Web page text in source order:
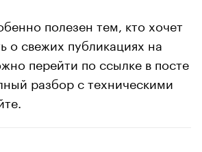
полезен тем, кто хочет
о свежих публикациях на
перейти по ссылке в посте
разбор с техническими